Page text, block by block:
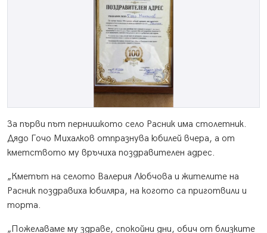
За първи път пернишкото село Расник има столетник.
Дядо Гочо Михалков отпразнува юбилей вчера, а от
кметството му връчиха поздравителен адрес.
„Кметът на селото Валерия Любчова и жителите на
Расник поздравиха юбиляра, на когото са приготвили и
торта.
„Пожелаваме му здраве, спокойни дни, обич от близките